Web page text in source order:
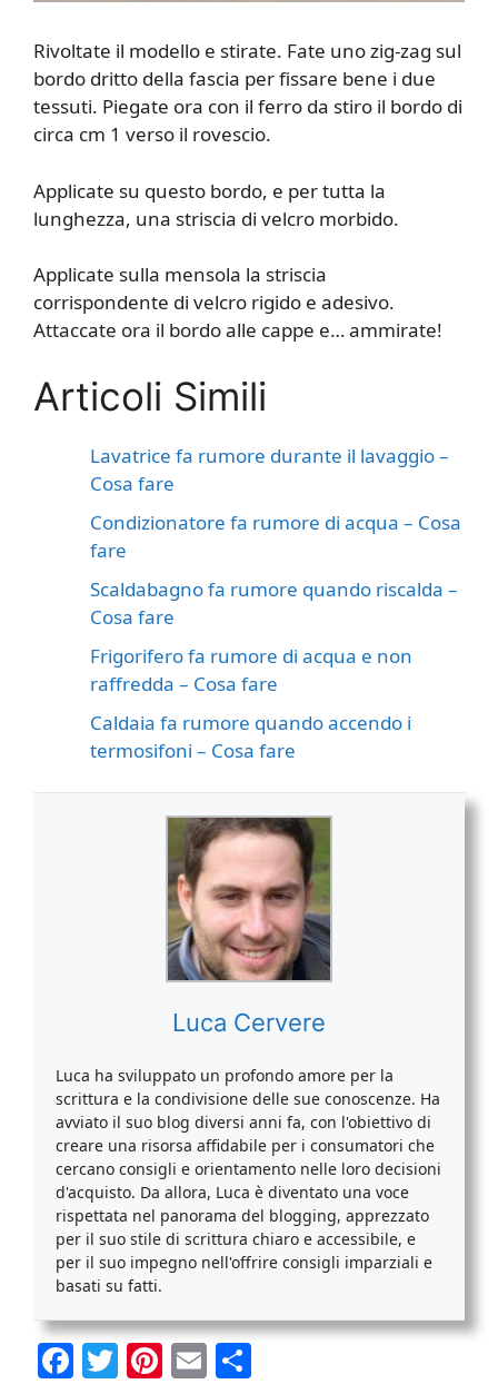
Rivoltate il modello e stirate. Fate uno zig-zag sul
bordo dritto della fascia per fissare bene i due
tessuti. Piegate ora con il ferro da stiro il bordo di
circa cm 1 verso il rovescio.
Applicate su questo bordo, e per tutta la
lunghezza, una striscia di velcro morbido.
Applicate sulla mensola la striscia
corrispondente di velcro rigido e adesivo.
Attaccate ora il bordo alle cappe e… ammirate!
Articoli Simili
Lavatrice fa rumore durante il lavaggio​​ –
Cosa fare
Condizionatore fa rumore di acqua​​ – Cosa
fare
Scaldabagno fa rumore quando riscalda​​ –
Cosa fare
Frigorifero fa rumore di acqua e non
raffredda​​ – Cosa fare
Caldaia fa rumore quando accendo i
termosifoni​​ – Cosa fare
Luca Cervere
Luca ha sviluppato un profondo amore per la
scrittura e la condivisione delle sue conoscenze. Ha
avviato il suo blog diversi anni fa, con l'obiettivo di
creare una risorsa affidabile per i consumatori che
cercano consigli e orientamento nelle loro decisioni
d'acquisto. Da allora, Luca è diventato una voce
rispettata nel panorama del blogging, apprezzato
per il suo stile di scrittura chiaro e accessibile, e
per il suo impegno nell'offrire consigli imparziali e
basati su fatti.
F
T
Pi E